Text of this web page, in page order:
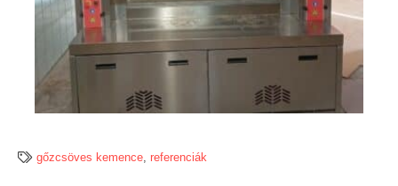
gőzcsöves kemence, referenciák